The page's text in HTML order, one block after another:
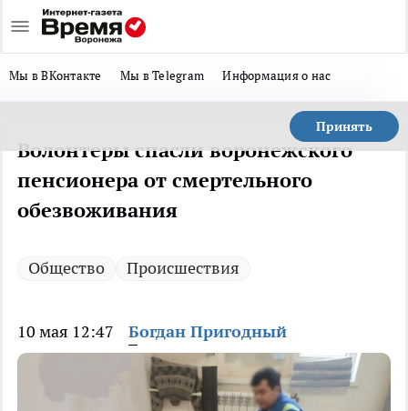
Мы в ВКонтакте Мы в Telegram Информация о нас
Принять
Волонтеры спасли воронежского
пенсионера от смертельного
обезвоживания
Общество Происшествия
10 мая 12:47 Богдан Пригодный